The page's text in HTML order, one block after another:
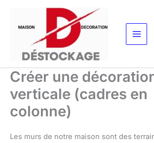
contenu
Créer une
verticale (cadres en
colonne)
Les murs de notre maison sont des